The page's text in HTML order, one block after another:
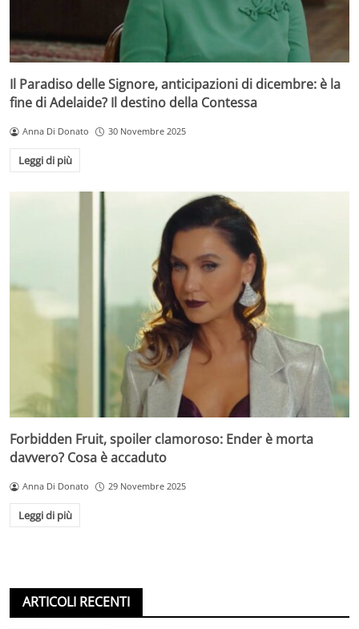
Il Paradiso delle Signore, anticipazioni di dicembre: è la
fine di Adelaide? Il destino della Contessa
Anna Di Donato 30 Novembre 2025
Leggi di più
Forbidden Fruit, spoiler clamoroso: Ender è morta
davvero? Cosa è accaduto
Anna Di Donato 29 Novembre 2025
Leggi di più
ARTICOLI RECENTI